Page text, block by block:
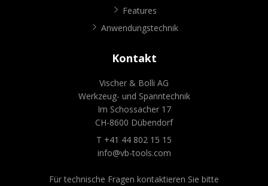
Features
Anwendungstechnik
Kontakt
Vischer & Bolli AG
Werkzeug- und Spanntechnik
Im Schossacher 17
CH-8600 Dübendorf
T +41 44 802 15 15
info@vb-tools.com
Für technische Fragen kontaktieren Sie bitte